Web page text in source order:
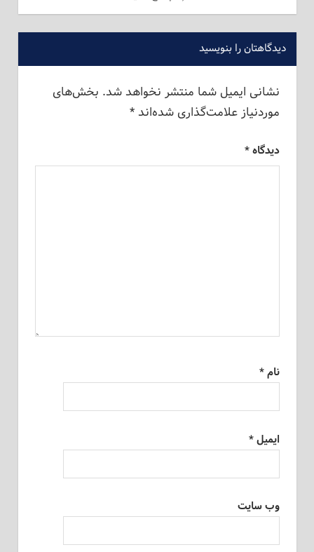
دیدگاهتان را بنویسید
نشانی ایمیل شما منتشر نخواهد شد. بخش‌های
موردنیاز علامت‌گذاری شده‌اند*
دیدگاه*
نام*
ایمیل*
وب‌ سایت